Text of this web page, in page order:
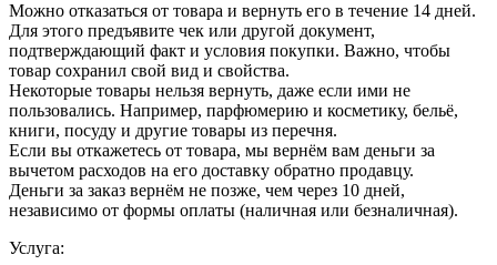
Можно отказаться от товара и вернуть его в течение 14 дней.
Для этого предъявите чек или другой документ,
подтверждающий факт и условия покупки. Важно, чтобы
товар сохранил свой вид и свойства.
Некоторые товары нельзя вернуть, даже если ими не
пользовались. Например, парфюмерию и косметику, бельё,
книги, посуду и другие товары из перечня.
Если вы откажетесь от товара, мы вернём вам деньги за
вычетом расходов на его доставку обратно продавцу.
Деньги за заказ вернём не позже, чем через 10 дней,
независимо от формы оплаты (наличная или безналичная).
Услуга: